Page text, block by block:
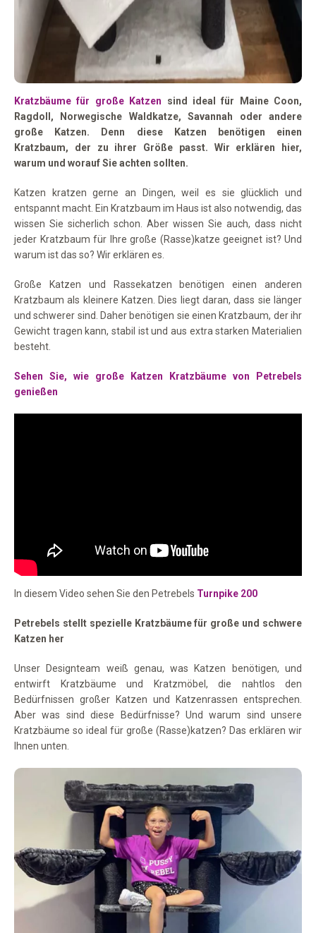
Kratzbäume für große Katzen sind ideal für Maine Coon,
Ragdoll, Norwegische Waldkatze, Savannah oder andere
große Katzen. Denn diese Katzen benötigen einen
Kratzbaum, der zu ihrer Größe passt. Wir erklären hier,
warum und worauf Sie achten sollten.
Katzen kratzen gerne an Dingen, weil es sie glücklich und
entspannt macht. Ein Kratzbaum im Haus ist also notwendig, das
wissen Sie sicherlich schon. Aber wissen Sie auch, dass nicht
jeder Kratzbaum für Ihre große (Rasse)katze geeignet ist? Und
warum ist das so? Wir erklären es.
Große Katzen und Rassekatzen benötigen einen anderen
Kratzbaum als kleinere Katzen. Dies liegt daran, dass sie länger
und schwerer sind. Daher benötigen sie einen Kratzbaum, der ihr
Gewicht tragen kann, stabil ist und aus extra starken Materialien
besteht.
Sehen Sie, wie große Katzen Kratzbäume von Petrebels
genießen
In diesem Video sehen Sie den Petrebels Turnpike 200
Petrebels stellt spezielle Kratzbäume für große und schwere
Katzen her
Unser Designteam weiß genau, was Katzen benötigen, und
entwirft Kratzbäume und Kratzmöbel, die nahtlos den
Bedürfnissen großer Katzen und Katzenrassen entsprechen.
Aber was sind diese Bedürfnisse? Und warum sind unsere
Kratzbäume so ideal für große (Rasse)katzen? Das erklären wir
Ihnen unten.